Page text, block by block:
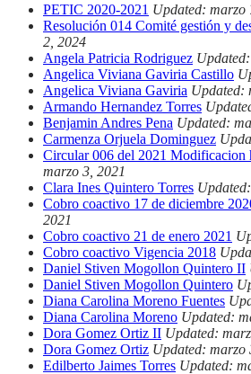
PETIC 2020-2021 Updated: marzo
Resolución 014 Comité gestión y
2, 2024
Angela Patricia Rodriguez
Angelica Viviana Gaviria Castillo
Angelica Viviana Gaviria Updated:
Armando Hernandez Torres
Benjamin Andres Pena Updated:
Carmenza Orjuela Dominguez
Circular 006 del 2021 Modificacion
marzo 3, 2021
Clara Ines Quintero Torres
Cobro coactivo 17 de diciembre
2021
Cobro coactivo 21 de enero 2021
Cobro coactivo Vigencia 2018
Daniel Stiven Mogollon Quintero II
Daniel Stiven Mogollon Quintero
Diana Carolina Moreno Fuentes
Diana Carolina Moreno Updated:
Dora Gomez Ortiz II Updated:
Dora Gomez Ortiz Updated: marzo
Edilberto Jaimes Torres Updated: